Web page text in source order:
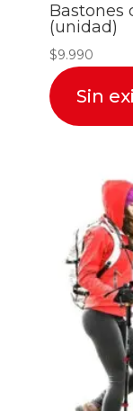
Bastones
(unidad)
$9.990
Sin